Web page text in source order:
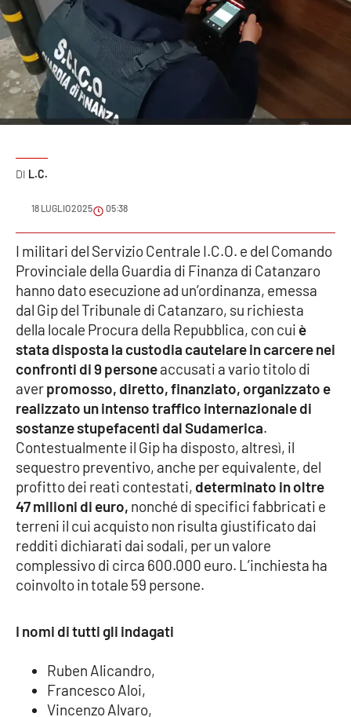
Italia Mondo
Sanità
Sport
Cultura
Podcast
Meteo
Editoriali
VIDEO
Ambiente
Cronaca
Cultura
Economia e Lavoro
Politica
Sanità
Società
Sport
RUBRICHE
L.C.
18 LUGLIO 2025 05:38
I militari del Servizio Centrale I.C.O. e del Comando
Provinciale della Guardia di Finanza di Catanzaro
hanno dato esecuzione ad un’ordinanza, emessa
dal Gip del Tribunale di Catanzaro, su richiesta
della locale Procura della Repubblica, con cui è
stata disposta la custodia cautelare in carcere nei
confronti di 9 personeaccusati a vario titolo di
averpromosso, diretto, finanziato, organizzato e
realizzato un intenso traffico internazionale di
sostanze stupefacenti dal Sudamerica.
Contestualmente il Gip ha disposto, altresì, il
sequestro preventivo, anche per equivalente, del
profitto dei reati contestati, determinato in oltre
47 milioni di euro, nonché di specifici fabbricati e
terreni il cui acquisto non risulta giustificato dai
redditi dichiarati dai sodali, per un valore
complessivo di circa 600.000 euro. L’inchiesta ha
coinvolto in totale 59 persone.
I nomi di tutti gli indagati
Ruben Alicandro,
Francesco Aloi,
Vincenzo Alvaro,